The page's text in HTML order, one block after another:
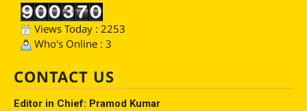
Views Today : 2253
Who's Online : 3
CONTACT US
Editor in Chief: Pramod Kumar